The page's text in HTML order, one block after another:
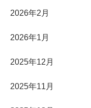
2026年2月
2026年1月
2025年12月
2025年11月